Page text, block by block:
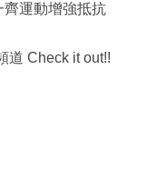
運動增強抵抗
道 Check it out!!